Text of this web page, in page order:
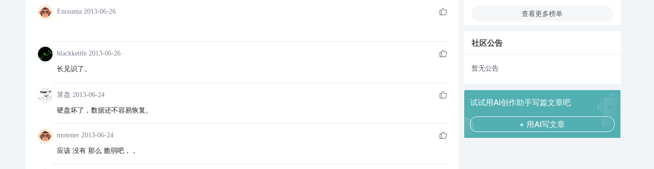
Enixuma 2013-06-26
blackkettle 2013-06-26
长见识了。
算盘 2013-06-24
硬盘坏了，数据还不容易恢复。
motener 2013-06-24
应该 没有 那么 脆弱吧，，
查看更多榜单
社区公告
暂无公告
试试用AI创作助手写篇文章吧
+ 用AI写文章